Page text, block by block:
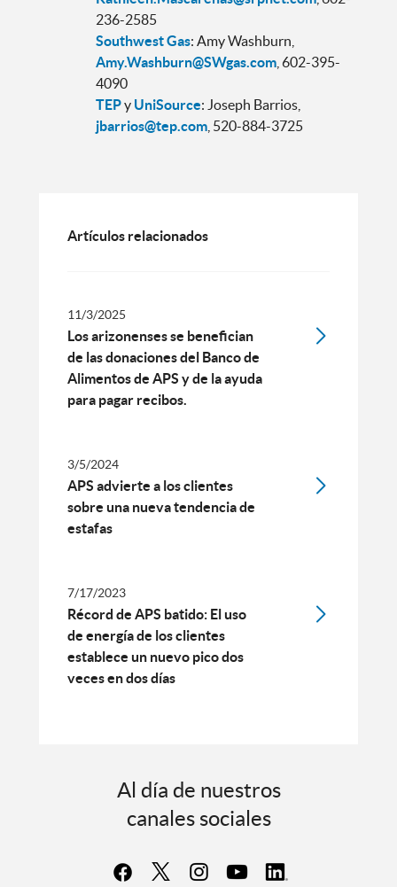
236-2585
Southwest Gas: Amy Washburn,
Amy.Washburn@SWgas.com , 602-395-
4090
TEPy UniSource: Joseph Barrios,
jbarrios@tep.com , 520-884-3725
Artículos relacionados
11/3/2025
Los arizonenses se benefician
de las donaciones del Banco de
Alimentos de APS y de la ayuda
para pagar recibos.
3/5/2024
APS advierte a los clientes
sobre una nueva tendencia de
estafas
7/17/2023
Récord de APS batido: El uso
de energía de los clientes
establece un nuevo pico dos
veces en dos días
Al día de nuestros
canales sociales